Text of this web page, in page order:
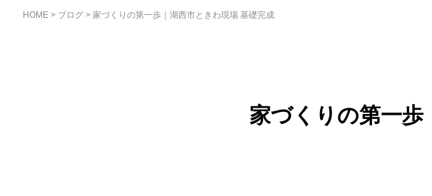
HOME > ブログ > 家づくりの第一歩｜湖西市ときわ現場 基礎完成
家づくりの第一歩